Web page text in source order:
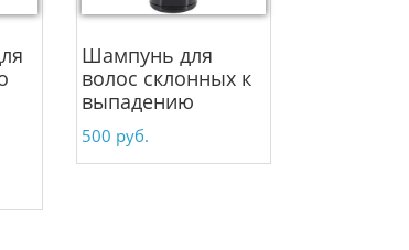
Шампунь для
волос склонных к
выпадению
500 руб.